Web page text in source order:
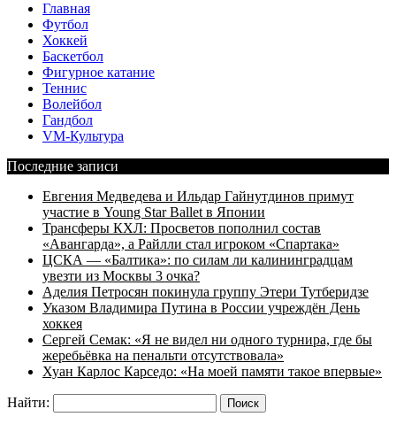
Главная
Футбол
Хоккей
Баскетбол
Фигурное катание
Теннис
Волейбол
Гандбол
VM-Культура
Последние записи
Евгения Медведева и Ильдар Гайнутдинов примут
участие в Young Star Ballet в Японии
Трансферы КХЛ: Просветов пополнил состав
«Авангарда», а Райлли стал игроком «Спартака»
ЦСКА — «Балтика»: по силам ли калининградцам
увезти из Москвы 3 очка?
Аделия Петросян покинула группу Этери Тутберидзе
Указом Владимира Путина в России учреждён День
хоккея
Сергей Семак: «Я не видел ни одного турнира, где бы
жеребьёвка на пенальти отсутствовала»
Хуан Карлос Карседо: «На моей памяти такое впервые»
Найти: